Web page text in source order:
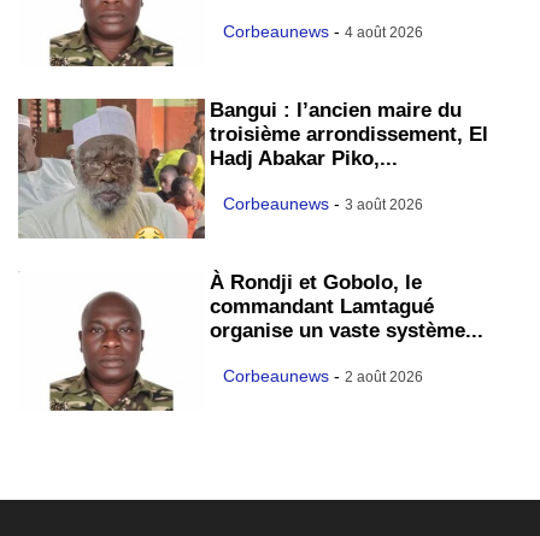
Corbeaunews - 4 août 2026
Bangui : l’ancien maire du
troisième arrondissement, El
Hadj Abakar Piko,...
Corbeaunews - 3 août 2026
À Rondji et Gobolo, le
commandant Lamtagué
organise un vaste système...
Corbeaunews - 2 août 2026